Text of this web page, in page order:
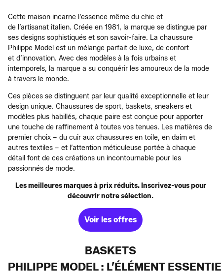
Cette maison incarne l’essence même du chic et
de l’artisanat italien. Créée en 1981, la marque se distingue par
ses designs sophistiqués et son savoir-faire. La chaussure
Philippe Model est un mélange parfait de luxe, de confort
et d’innovation. Avec des modèles à la fois urbains et
intemporels, la marque a su conquérir les amoureux de la mode
à travers le monde.
Ces pièces se distinguent par leur qualité exceptionnelle et leur
design unique. Chaussures de sport, baskets, sneakers et
modèles plus habillés, chaque paire est conçue pour apporter
une touche de raffinement à toutes vos tenues. Les matières de
premier choix – du cuir aux chaussures en toile, en daim et
autres textiles – et l’attention méticuleuse portée à chaque
détail font de ces créations un incontournable pour les
passionnés de mode.
Les meilleures marques à prix réduits. Inscrivez-vous pour
découvrir notre sélection.
Voir les offres
BASKETS
PHILIPPE MODEL : L’ÉLÉMENT